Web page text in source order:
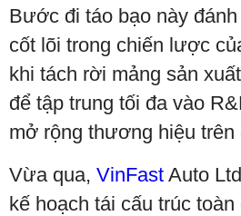
Bước đi táo bạo này
cốt lõi trong chiến lược
khi tách rời mảng sản
để tập trung tối đa vào
mở rộng thương hiệu trên
Vừa qua, VinFast Auto
kế hoạch tái cấu trúc